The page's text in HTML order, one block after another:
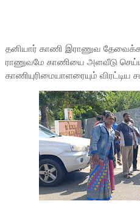
தனியார் காணி இராணுவ தேவைக்காக
ராணுவமே காணியை அளவீடு செய்ய
காணியுரிமையாளரையும் விரட்டிய